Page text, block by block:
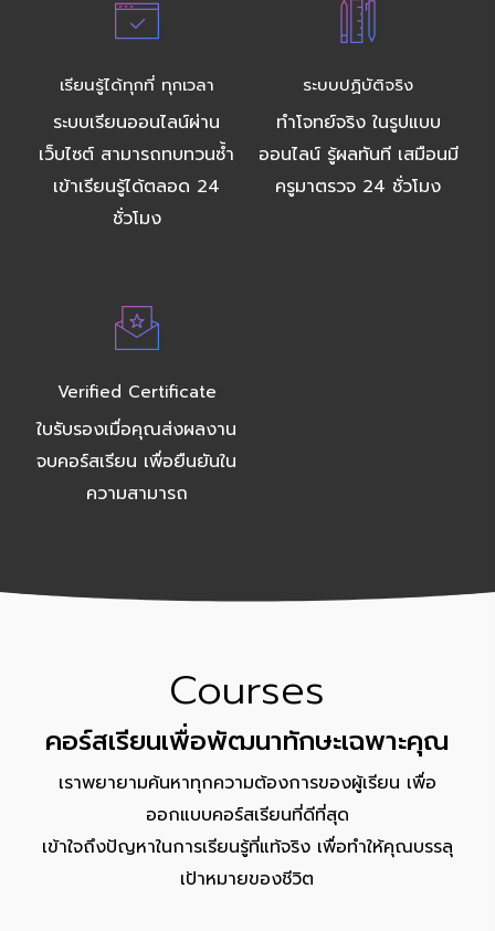
เรียนรู้ได้ทุกที่ ทุกเวลา
ระบบเรียนออนไลน์ผ่าน
เว็บไซต์ สามารถทบทวนซ้ำ
เข้าเรียนรู้ได้ตลอด 24
ชั่วโมง
ระบบปฏิบัติจริง
ทำโจทย์จริง ในรูปแบบ
ออนไลน์ รู้ผลทันที เสมือนมี
ครูมาตรวจ 24 ชั่วโมง
Verified Certificate
ใบรับรองเมื่อคุณส่งผลงาน
จบคอร์สเรียน เพื่อยืนยันใน
ความสามารถ
Courses
คอร์สเรียนเพื่อพัฒนาทักษะเฉพาะคุณ
เราพยายามค้นหาทุกความต้องการของผู้เรียน เพื่อ
ออกแบบคอร์สเรียนที่ดีที่สุด
เข้าใจถึงปัญหาในการเรียนรู้ที่แท้จริง เพื่อทำให้คุณบรรลุ
เป้าหมายของชีวิต